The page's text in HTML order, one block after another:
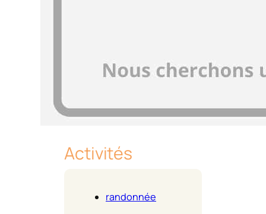
Activités
randonnée